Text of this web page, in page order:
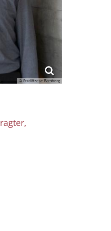
© Erzdiözese Bamberg